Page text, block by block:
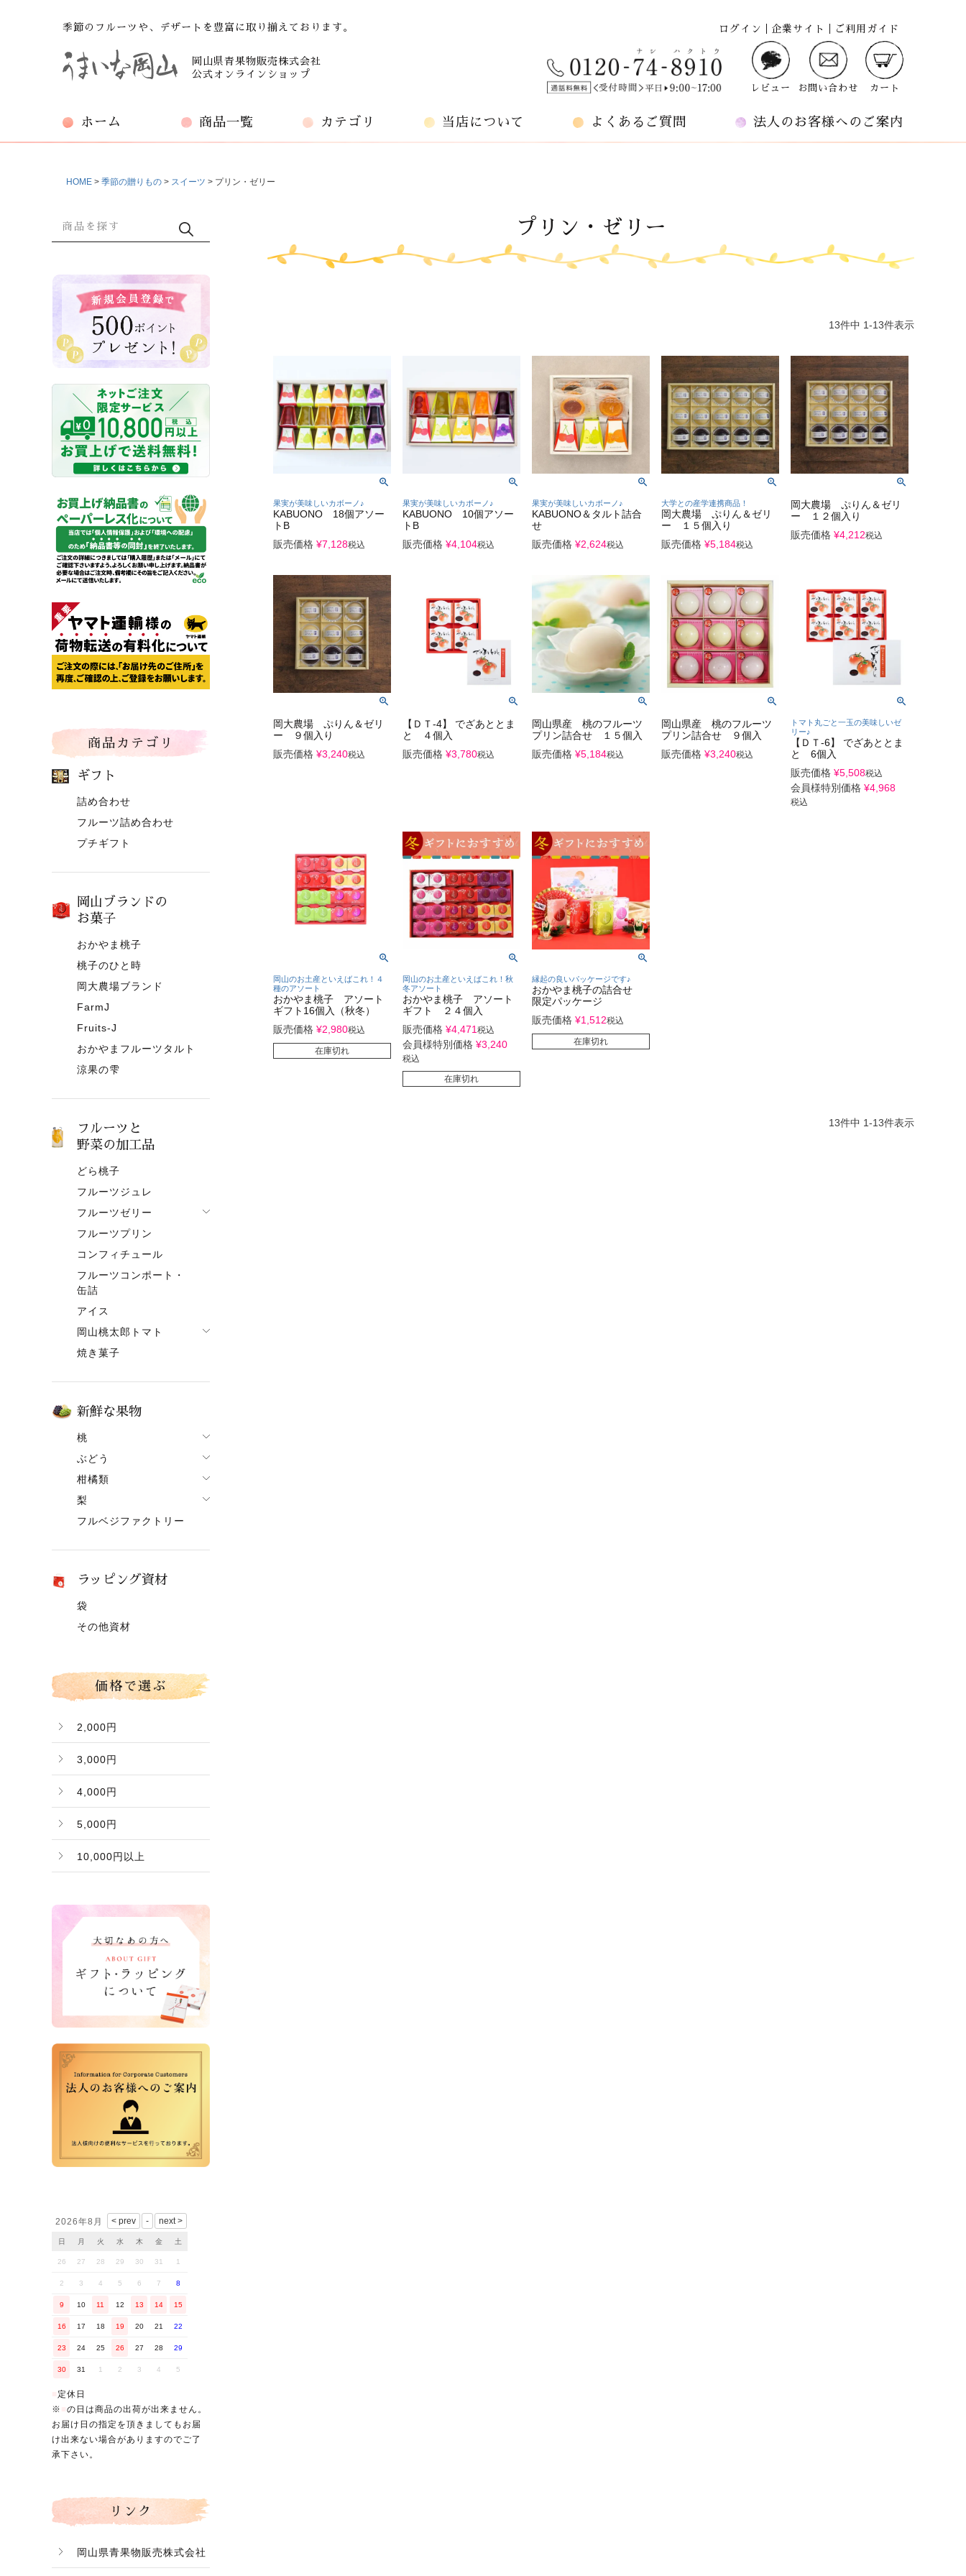
季節のフルーツや、デザートを豊富に取り揃えております。
岡山県青果物販売株式会社
公式オンラインショップ
ログイン 企業サイト ご利用ガイド
レビュー お問い合わせ カート
ホーム 商品一覧 カテゴリ 当店について よくあるご質問 法人のお客様へのご案内
HOME 季節の贈りもの スイーツ プリン・ゼリー
商品検索
商品カテゴリ
ギフト
詰め合わせ
フルーツ詰め合わせ
プチギフト
岡山ブランドの
お菓子
おかやま桃子
桃子のひと時
岡大農場ブランド
FarmJ
Fruits-J
おかやまフルーツタルト
涼果の雫
フルーツと
野菜の加工品
どら桃子
フルーツジュレ
フルーツゼリー
フルーツゼリー一覧
果肉入りタイプ
ピューレタイプ
フルーツプリン
コンフィチュール
フルーツコンポート・
缶詰
アイス
岡山桃太郎トマト
でざあととまと
焼き菓子
新鮮な果物
桃
桃一覧
白鳳【7月上旬～】
おかやま夢白桃【7月中
黄金桃【9月上旬頃～】
～】
ぶどう
ぶどう一覧
シャインマスカット
柑橘類
せとか
梨
梨一覧
フルベジファクトリー
ラッピング資材
袋
その他資材
価格で選ぶ
2,000円
3,000円
4,000円
5,000円
10,000円以上
営業日カレンダー
2026年8月
日 月 火 水 木 金 土
26 27 28 29 30 31 1
2 3 4 5 6 7 8
9 10 11 12 13 14 15
16 17 18 19 20 21 22
23 24 25 26 27 28 29
30 31 1 2 3 4 5
定休日
※
の日は商品の出荷が出来ません。
お届け日の指定を頂きましてもお届
け出来ない場合がありますのでご了
承下さい。
リンク
岡山県青果物販売株式会社
プリン・ゼリー
13件中 1-13件表示
果実が美味しいカボーノ♪
KABUONO 18個アソー
トB
販売価格 ¥7,128税込
果実が美味しいカボーノ♪
KABUONO 10個アソー
トB
販売価格 ¥4,104税込
果実が美味しいカボーノ♪
KABUONO＆タルト詰合
せ
販売価格 ¥2,624税込
大学との産学連携商品！
岡大農場 ぷりん＆ゼリ
ー １５個入り
販売価格 ¥5,184税込
岡大農場 ぷりん＆ゼリ
ー １２個入り
販売価格 ¥4,212税込
岡大農場 ぷりん＆ゼリ
ー ９個入り
販売価格 ¥3,240税込
【ＤＴ-4】 でざあととま
と ４個入
販売価格 ¥3,780税込
岡山県産 桃のフルーツ
プリン詰合せ １５個入
販売価格 ¥5,184税込
岡山県産 桃のフルーツ
プリン詰合せ ９個入
販売価格 ¥3,240税込
トマト丸ごと一玉の美味しいゼ
リー♪
【ＤＴ-6】 でざあととま
と 6個入
販売価格 ¥5,508税込
会員様特別価格 ¥4,968
税込
岡山のお土産といえばこれ！４
種のアソート
おかやま桃子 アソート
ギフト16個入（秋冬）
販売価格 ¥2,980税込
在庫切れ
岡山のお土産といえばこれ！秋
冬アソート
おかやま桃子 アソート
ギフト ２４個入
販売価格 ¥4,471 税込
会員様特別価格 ¥3,240
税込
在庫切れ
縁起の良いパッケージです♪
おかやま桃子の詰合せ
限定パッケージ
販売価格 ¥1,512税込
在庫切れ
13件中 1-13件表示